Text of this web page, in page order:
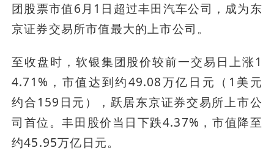
团股票市值6月1日超过丰田汽车公司，成为东
京证券交易所市值最大的上市公司。
至收盘时，软银集团股价较前一交易日上涨1
4.71%，市值达到约49.08万亿日元（1美元
约合159日元），跃居东京证券交易所上市公
司首位。丰田股价当日下跌4.37%，市值降至
约45.95万亿日元。